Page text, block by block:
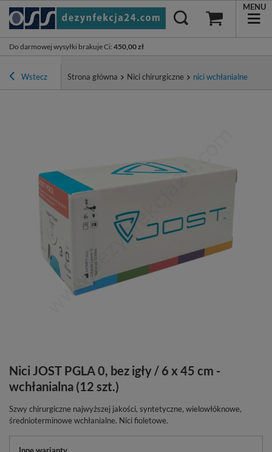
Do darmowej wysyłki brakuje Ci: 450,00 zł
MENU
Wstecz Strona główna Nici chirurgiczne nici wchłanialne
Nici JOST PGLA 0, bez igły / 6 x 45 cm -
wchłanialna (12 szt.)
Szwy chirurgiczne najwyższej jakości, syntetyczne, wielowłóknowe,
średnioterminowe wchłanialne. Nici fioletowe.